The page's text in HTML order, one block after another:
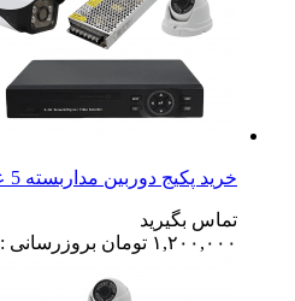
خرید پکیج دوربین مداربسته 5 عددی اقتصادی
تماس بگیرید
۱,۲۰۰,۰۰۰ تومان بروزرسانی :